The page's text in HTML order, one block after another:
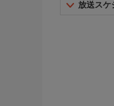
放送スケ